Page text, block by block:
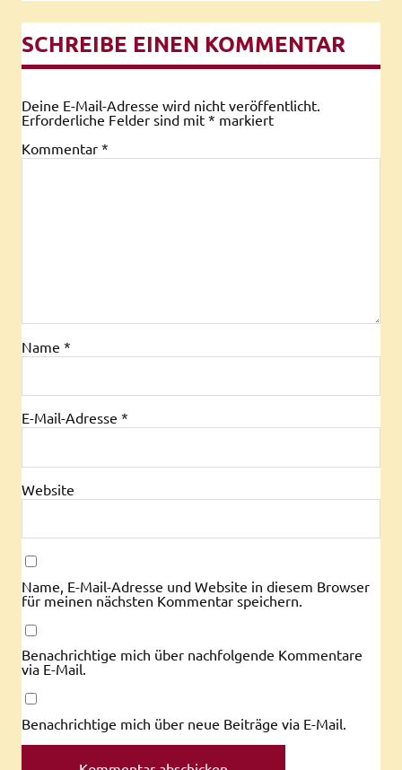
SCHREIBE EINEN KOMMENTAR
Deine E-Mail-Adresse wird nicht veröffentlicht.
Erforderliche Felder sind mit * markiert
Kommentar *
Name *
E-Mail-Adresse *
Website
Name, E-Mail-Adresse und Website in diesem Browser
für meinen nächsten Kommentar speichern.
Benachrichtige mich über nachfolgende Kommentare
via E-Mail.
Benachrichtige mich über neue Beiträge via E-Mail.